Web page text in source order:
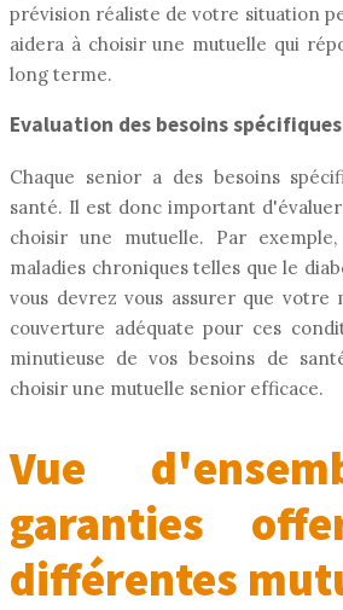
prévision réaliste de votre situation
aidera à choisir une mutuelle qui
long terme.
Evaluation des besoins
Chaque senior a des besoins
santé. Il est donc important
choisir une mutuelle. Par
maladies chroniques telles que le
vous devrez vous assurer que votre
couverture adéquate pour ces
minutieuse de vos besoins de
choisir une mutuelle senior efficace.
Vue
garanties
différentes